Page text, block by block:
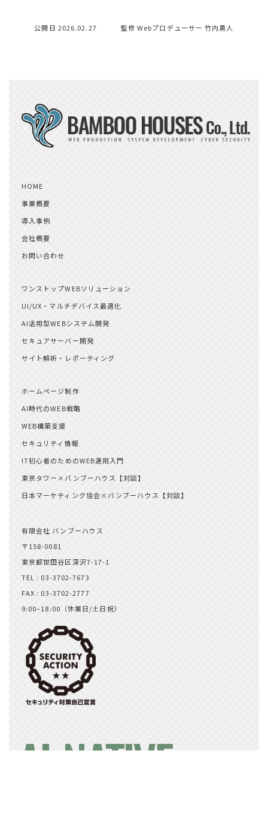
公開日 2026.02.27 監修 Webプロデューサー 竹内勇人
HOME
事業概要
導入事例
会社概要
お問い合わせ
ワンストップWEBソリューション
UI/UX・マルチデバイス最適化
AI活用型WEBシステム開発
セキュアサーバー開発
サイト解析・レポーティング
ホームページ制作
AI時代のWEB戦略
WEB構築支援
セキュリティ情報
IT初心者のためのWEB運用入門
東京タワー×バンブーハウス【対談】
日本マーケティング協会×バンブーハウス【対談】
有限会社 バンブーハウス
〒158-0081
東京都世田谷区深沢7-17-1
TEL : 03-3702-7673
FAX : 03-3702-2777
9:00–18:00（休業日/土日祝）
AI-NATIVE